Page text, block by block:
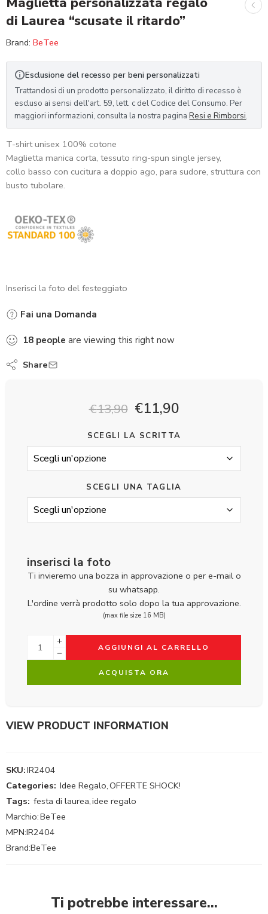
di Laurea “scusate il ritardo”
Brand: BeTee
Esclusione del recesso per beni personalizzati
Trattandosi di un prodotto personalizzato, il diritto di recesso è
escluso ai sensi dell'art. 59, lett. c del Codice del Consumo. Per
maggiori informazioni, consulta la nostra paginaResi e Rimborsi.
T-shirt unisex 100% cotone
Maglietta manica corta, tessuto ring-spun single jersey,
collo basso con cucitura a doppio ago, para sudore, struttura con
busto tubolare.
Inserisci la foto del festeggiato
Fai una Domanda
18 people are viewing this right now
Share
€13,90 €11,90
SCEGLI LA SCRITTA
SCEGLI UNA TAGLIA
inserisci la foto
Ti invieremo una bozza in approvazione o per e-mail o
su whatsapp.
L'ordine verrà prodotto solo dopo la tua approvazione.
(max file size 16 MB)
AGGIUNGI AL CARRELLO
ACQUISTA ORA
VIEW PRODUCT INFORMATION
SKU:IR2404
Categories: Idee Regalo,OFFERTE SHOCK!
Tags: festa di laurea,idee regalo
Marchio:BeTee
MPN:IR2404
Brand:BeTee
Ti potrebbe interessare…